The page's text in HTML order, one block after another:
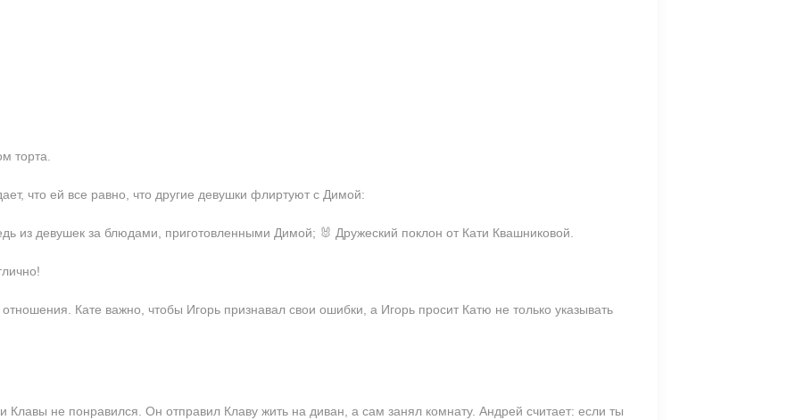
торта.
что ей все равно, что другие девушки флиртуют с Димой:
из девушек за блюдами, приготовленными Димой; 🐰 Дружеский поклон от Кати Квашниковой.
Кате важно, чтобы Игорь признавал свои ошибки, а Игорь просит Катю не только указывать
не понравился. Он отправил Клаву жить на диван, а сам занял комнату. Андрей считает: если ты